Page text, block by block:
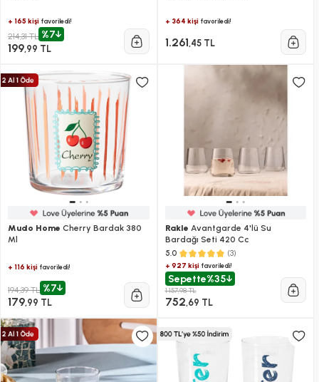
+ 165 kişi favoriledi!
214,31 TL %7
199,99 TL
+ 364 kişifavoriledi!
1.261,45 TL
Mudo Home Cherry Bardak 380
Ml
+ 116 kişi favoriledi!
194,39 TL %7
179,99 TL
Rakle Avantgarde 4'lü Su
Bardağı Seti 420 Cc
5.0 (3)
+ 927 kişifavoriledi!
Sepette%35
1.157,98 TL
752,69 TL